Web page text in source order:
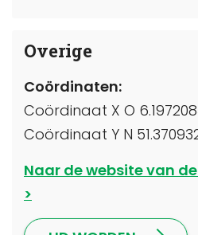
Overige
Coördinaten:
Coördinaat X O
Coördinaat Y N
Naar de website van